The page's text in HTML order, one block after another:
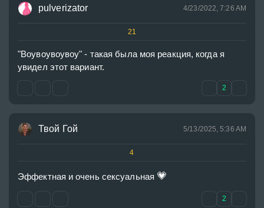
pulverizator 4/23/2022, 7:26 AM
21
"Воувоувоувоу" - такая была моя реакция, когда я
увидел этот вариант.
2
Твой Гой 5/13/2025, 5:36 AM
4
Эффектная и очень сексуальная 💗
2